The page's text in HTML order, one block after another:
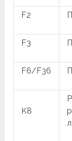
F2
F3
F6/F36
K8